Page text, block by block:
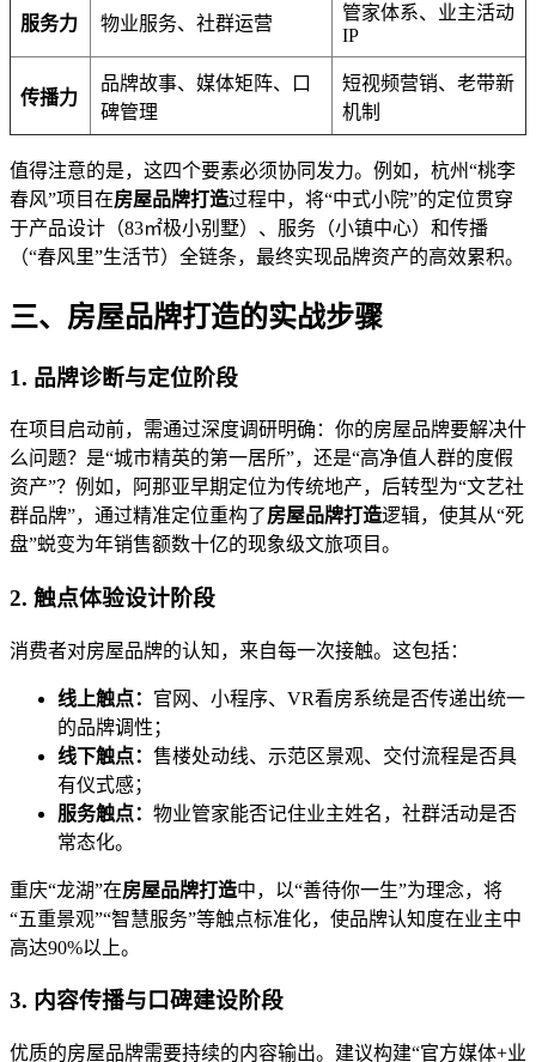
服务力 物业服务、社群运营
管家体系、业主活动
IP
传播力
品牌故事、媒体矩阵、口
碑管理
短视频营销、老带新
机制
值得注意的是，这四个要素必须协同发力。例如，杭州“桃李
春风”项目在房屋品牌打造过程中，将“中式小院”的定位贯穿
于产品设计（83㎡极小别墅）、服务（小镇中心）和传播
（“春风里”生活节）全链条，最终实现品牌资产的高效累积。
三、房屋品牌打造的实战步骤
1. 品牌诊断与定位阶段
在项目启动前，需通过深度调研明确：你的房屋品牌要解决什
么问题？是“城市精英的第一居所”，还是“高净值人群的度假
资产”？例如，阿那亚早期定位为传统地产，后转型为“文艺社
群品牌”，通过精准定位重构了房屋品牌打造逻辑，使其从“死
盘”蜕变为年销售额数十亿的现象级文旅项目。
2. 触点体验设计阶段
消费者对房屋品牌的认知，来自每一次接触。这包括：
线上触点： 官网、小程序、VR看房系统是否传递出统一
的品牌调性；
线下触点： 售楼处动线、示范区景观、交付流程是否具
有仪式感；
服务触点： 物业管家能否记住业主姓名，社群活动是否
常态化。
重庆“龙湖”在房屋品牌打造中，以“善待你一生”为理念，将
“五重景观”“智慧服务”等触点标准化，使品牌认知度在业主中
高达90%以上。
3. 内容传播与口碑建设阶段
优质的房屋品牌需要持续的内容输出。建议构建“官方媒体+业